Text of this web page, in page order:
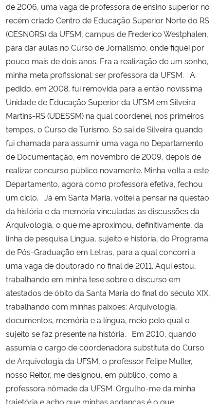
de 2006, uma vaga de professora de ensino superior no
recém criado Centro de Educação Superior Norte do RS
(CESNORS) da UFSM, campus de Frederico Westphalen,
para dar aulas no Curso de Jornalismo, onde fiquei por
pouco mais de dois anos. Era a realização de um sonho,
minha meta profissional: ser professora da UFSM. A
pedido, em 2008, fui removida para a então novíssima
Unidade de Educação Superior da UFSM em Silveira
Martins-RS (UDESSM) na qual coordenei, nos primeiros
tempos, o Curso de Turismo. Só saí de Silveira quando
fui chamada para assumir uma vaga no Departamento
de Documentação, em novembro de 2009, depois de
realizar concurso público novamente. Minha volta a este
Departamento, agora como professora efetiva, fechou
um ciclo. Já em Santa Maria, voltei a pensar na questão
da história e da memória vinculadas as discussões da
Arquivologia, o que me aproximou, definitivamente, da
linha de pesquisa Língua, sujeito e história, do Programa
de Pós-Graduação em Letras, para a qual concorri a
uma vaga de doutorado no final de 2011. Aqui estou,
trabalhando em minha tese sobre o discurso em
atestados de óbito da Santa Maria do final do século XIX,
trabalhando com minhas paixões: Arquivologia,
documentos, memória e a língua, meio pelo qual o
sujeito se faz presente na história. Em 2010, quando
assumia o cargo de coordenadora substituta do Curso
de Arquivologia da UFSM, o professor Felipe Muller,
nosso Reitor, me designou, em público, como a
professora nômade da UFSM. Orgulho-me da minha
trajetória e acho que minhas andanças é o que